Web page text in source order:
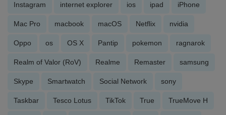
Instagram internet explorer ios ipad iPhone
Mac Pro macbook macOS Netflix nvidia
Oppo os OS X Pantip pokemon ragnarok
Realm of Valor (RoV) Realme Remaster samsung
Skype Smartwatch Social Network sony
Taskbar Tesco Lotus TikTok True TrueMove H